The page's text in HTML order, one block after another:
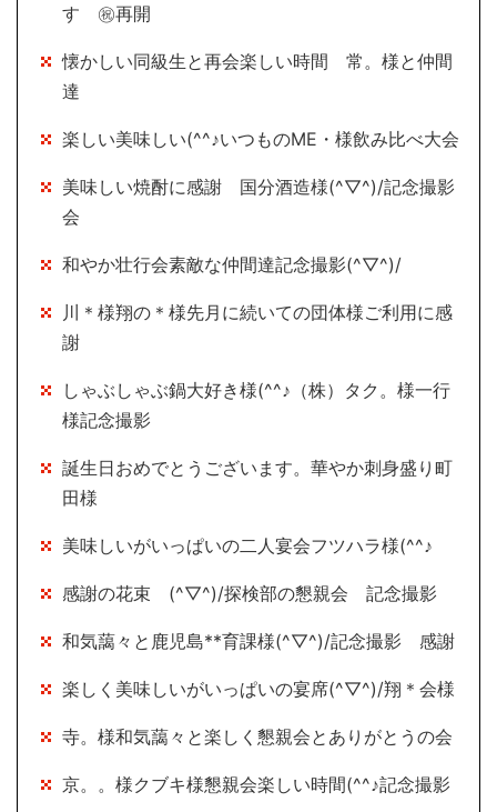
す ㊗再開
懐かしい同級生と再会楽しい時間 常。様と仲間
達
楽しい美味しい(^^♪いつものME・様飲み比べ大会
美味しい焼酎に感謝 国分酒造様(^▽^)/記念撮影
会
和やか壮行会素敵な仲間達記念撮影(^▽^)/
川＊様翔の＊様先月に続いての団体様ご利用に感
謝
しゃぶしゃぶ鍋大好き様(^^♪（株）タク。様一行
様記念撮影
誕生日おめでとうございます。華やか刺身盛り町
田様
美味しいがいっぱいの二人宴会フツハラ様(^^♪
感謝の花束 (^▽^)/探検部の懇親会 記念撮影
和気藹々と鹿児島**育課様(^▽^)/記念撮影 感謝
楽しく美味しいがいっぱいの宴席(^▽^)/翔＊会様
寺。様和気藹々と楽しく懇親会とありがとうの会
京。。様クブキ様懇親会楽しい時間(^^♪記念撮影